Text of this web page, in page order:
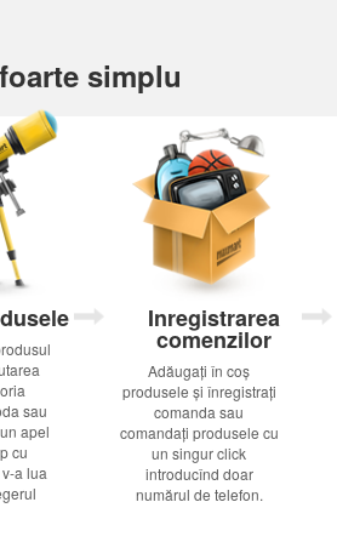
simplu
sau
apel
cu
a lua
Inregistrarea
comenzilor
Adăugați în coș
produsele și înregistrați
comanda sau
comandați produsele cu
un singur click
introducînd doar
numărul de telefon.